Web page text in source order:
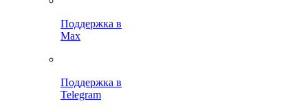
Поддержка в
Max
Поддержка в
Telegram